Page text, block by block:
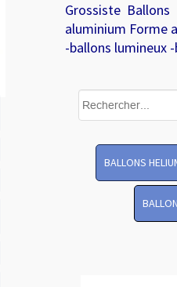
Grossiste
aluminium Forme
-ballons lumineux
BALLONS